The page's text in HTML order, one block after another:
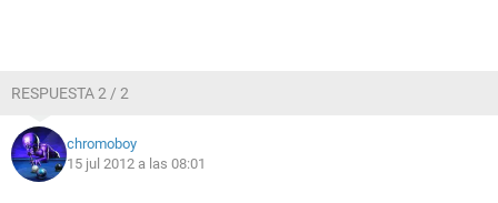
RESPUESTA 2 / 2
chromoboy
15 jul 2012 a las 08:01